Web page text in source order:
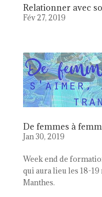
Relationner avec
Fév 27, 2019
De femmes à
Jan 30, 2019
Week end de
qui aura lieu les 18-
Manthes.